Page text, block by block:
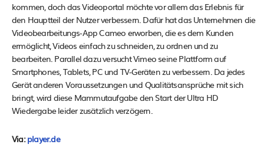
kommen, doch das Videoportal möchte vor allem das Erlebnis für
den Hauptteil der Nutzer verbessern. Dafür hat das Unternehmen die
Videobearbeitungs-App Cameo erworben, die es dem Kunden
ermöglicht, Videos einfach zu schneiden, zu ordnen und zu
bearbeiten. Parallel dazu versucht Vimeo seine Plattform auf
Smartphones, Tablets, PC und TV-Geräten zu verbessern. Da jedes
Gerät anderen Voraussetzungen und Qualitätsansprüche mit sich
bringt, wird diese Mammutaufgabe den Start der Ultra HD
Wiedergabe leider zusätzlich verzögern.
Via:player.de